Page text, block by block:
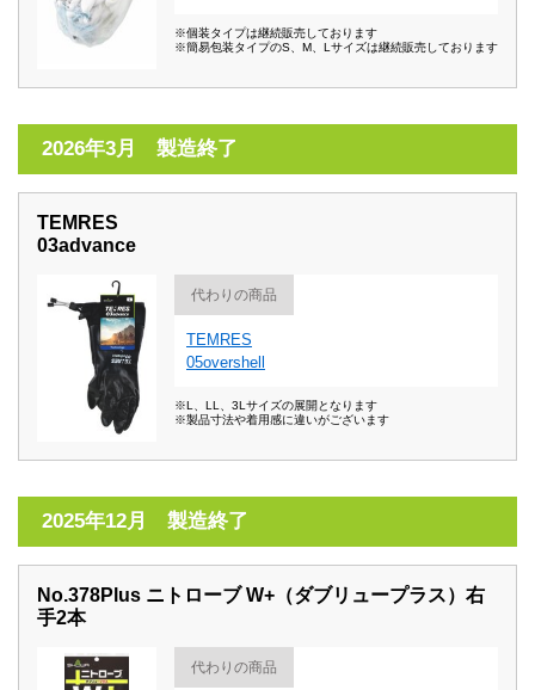
※個装タイプは継続販売しております
※簡易包装タイプのS、M、Lサイズは継続販売しております
2026年3月 製造終了
TEMRES
03advance
代わりの商品
TEMRES
05overshell
※L、LL、3Lサイズの展開となります
※製品寸法や着用感に違いがございます
2025年12月 製造終了
No.378Plus ニトローブ W+（ダブリュープラス）右
手2本
代わりの商品